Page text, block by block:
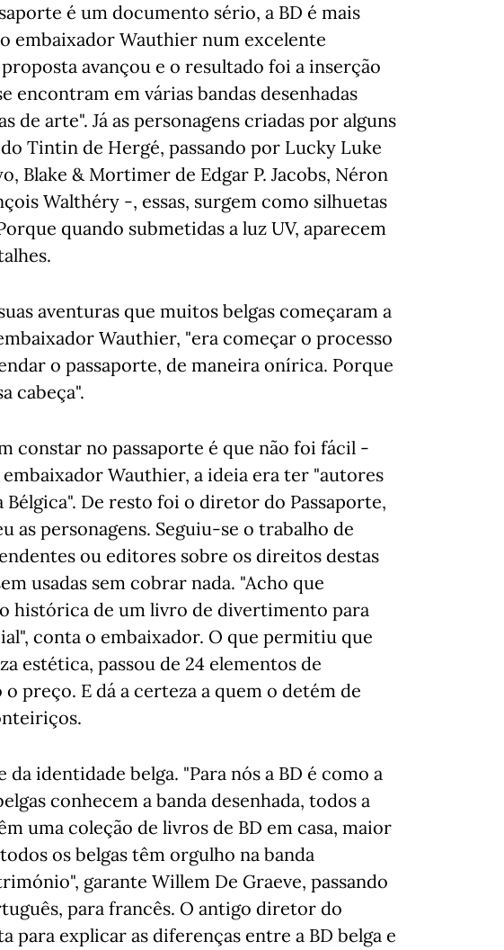
é um documento sério, a BD é mais
embaixador Wauthier num excelente
avançou e o resultado foi a inserção
encontram em várias bandas desenhadas
de arte". Já as personagens criadas por alguns
Tintin de Hergé, passando por Lucky Luke
Blake & Mortimer de Edgar P. Jacobs, Néron
Walthéry -, essas, surgem como silhuetas
quando submetidas a luz UV, aparecem
aventuras que muitos belgas começaram a
Wauthier, "era começar o processo
o passaporte, de maneira onírica. Porque
cabeça".
constar no passaporte é que não foi fácil -
Wauthier, a ideia era ter "autores
Bélgica". De resto foi o diretor do Passaporte,
as personagens. Seguiu-se o trabalho de
ou editores sobre os direitos destas
usadas sem cobrar nada. "Acho que
histórica de um livro de divertimento para
conta o embaixador. O que permitiu que
estética, passou de 24 elementos de
preço. E dá a certeza a quem o detém de
da identidade belga. "Para nós a BD é como a
conhecem a banda desenhada, todos a
uma coleção de livros de BD em casa, maior
os belgas têm orgulho na banda
garante Willem De Graeve, passando
para francês. O antigo diretor do
para explicar as diferenças entre a BD belga e